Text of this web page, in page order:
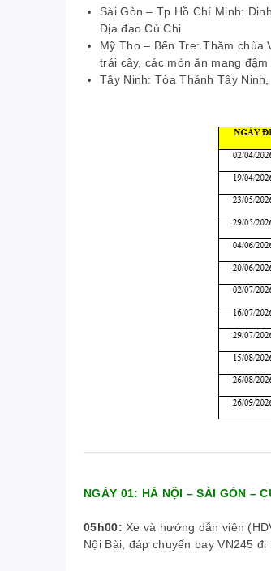
Sài Gòn – Tp Hồ Chí Minh:
Địa đạo Củ Chi
Mỹ Tho – Bến Tre: Thăm
trái cây, các món ăn mang
Tây Ninh: Tòa Thánh Tây
NGÀY 01: HÀ NỘI – SÀI GÒN –
05h00: Xe và hướng dẫn viên
Nội Bài, đáp chuyến bay VN245 đi
Một cơ duyên nào đó với
trước khi tôi đi công tác
sạn dịch vụ của Vietrend
lượng dịch vụ rất tốt, tôi